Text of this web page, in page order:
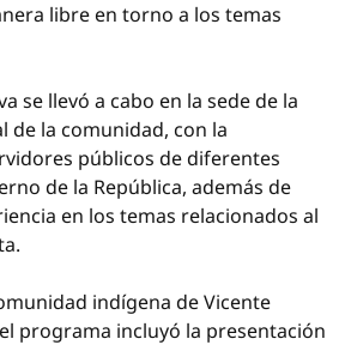
libre en torno a los temas
se llevó a cabo en la sede de la
de la comunidad, con la
públicos de diferentes
de la República, además de
en los temas relacionados al
indígena de Vicente
programa incluyó la presentación